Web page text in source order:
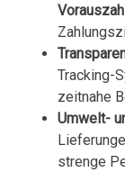
Tracking-
zeitnahe
Umwelt-
strenge